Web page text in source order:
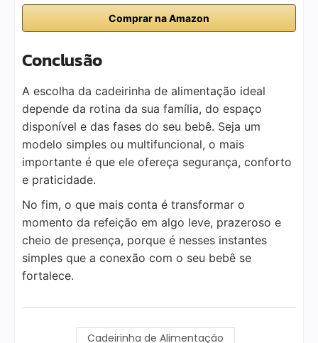
Comprar na Amazon
Conclusão
A escolha da cadeirinha de alimentação ideal
depende da rotina da sua família, do espaço
disponível e das fases do seu bebê. Seja um
modelo simples ou multifuncional, o mais
importante é que ele ofereça segurança, conforto
e praticidade.
No fim, o que mais conta é transformar o
momento da refeição em algo leve, prazeroso e
cheio de presença, porque é nesses instantes
simples que a conexão com o seu bebê se
fortalece.
Cadeirinha de Alimentação